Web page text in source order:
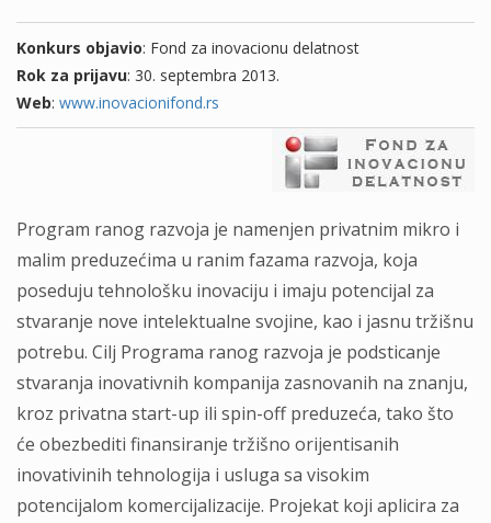
Konkurs objavio: Fond za inovacionu delatnost
Rok za prijavu: 30. septembra 2013.
Web: www.inovacionifond.rs
Program ranog razvoja je namenjen privatnim mikro i
malim preduzećima u ranim fazama razvoja, koja
poseduju tehnološku inovaciju i imaju potencijal za
stvaranje nove intelektualne svojine, kao i jasnu tržišnu
potrebu. Cilj Programa ranog razvoja je podsticanje
stvaranja inovativnih kompanija zasnovanih na znanju,
kroz privatna start-up ili spin-off preduzeća, tako što
će obezbediti finansiranje tržišno orijentisanih
inovativinih tehnologija i usluga sa visokim
potencijalom komercijalizacije. Projekat koji aplicira za